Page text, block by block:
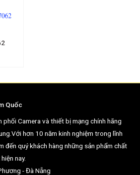
Quốc
phối Camera và thiết bị mạng chính hãng
hơn 10 năm kinh nghiệm trong lĩnh
đến quý khách hàng những sản phẩm chất
nay.
- Đà Nẵng